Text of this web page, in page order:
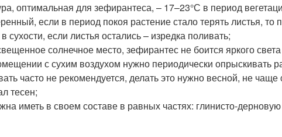
оптимальная для зефирантеса, – 17–23°С в период
если в период покоя растение стало терять листья, то
сухости, если листья остались – изредка поливать;
солнечное место, зефирантес не боится яркого
с сухим воздухом нужно периодически опрыскивать
часто не рекомендуется, делать это нужно весной, не чаще
тесен;
иметь в своем составе в равных частях: глинисто-